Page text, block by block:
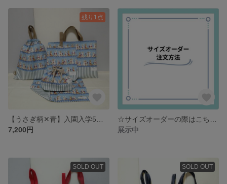
残り1点
7,200円
展示中
SOLD OUT SOLD OUT